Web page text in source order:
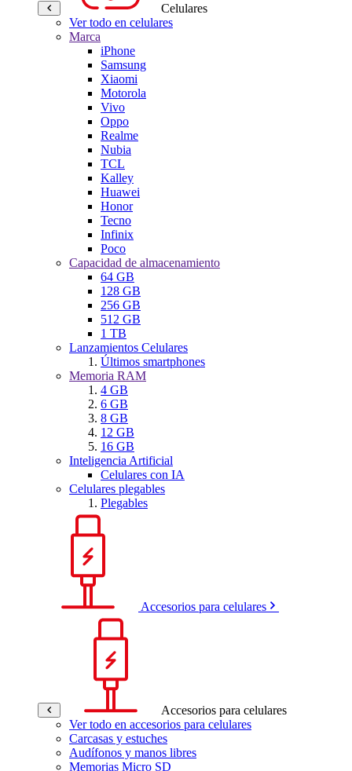
Celulares
Ver todo en celulares
Marca
iPhone
Samsung
Xiaomi
Motorola
Vivo
Oppo
Realme
Nubia
TCL
Kalley
Huawei
Honor
Tecno
Infinix
Poco
Capacidad de almacenamiento
64 GB
128 GB
256 GB
512 GB
1 TB
Lanzamientos Celulares
Últimos smartphones
Memoria RAM
4 GB
6 GB
8 GB
12 GB
16 GB
Inteligencia Artificial
Celulares con IA
Celulares plegables
Plegables
Accesorios para celulares
Accesorios para celulares
Ver todo en accesorios para celulares
Carcasas y estuches
Audífonos y manos libres
Memorias Micro SD